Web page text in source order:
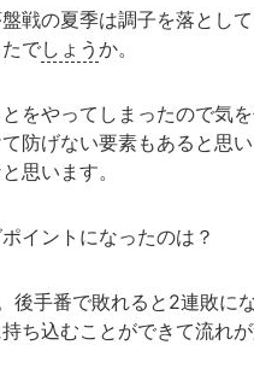
戦の夏季は調子を落とし
でしょう か。
をやってしまったので気
防げない要素もあると思
思います。
イントになったのは？
後手番で敗れると2連敗に
ち込むことができて流れ